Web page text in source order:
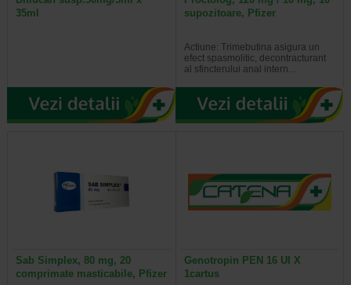
35ml
supozitoare, Pfizer
Actiune: Trimebutina asigura un
efect spasmolitic, decontracturant
al sfincterului anal intern…
Sab Simplex, 80 mg, 20
comprimate masticabile, Pfizer
Genotropin PEN 16 UI X
1cartus